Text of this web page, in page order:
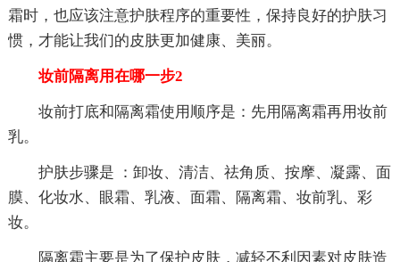
霜时，也应该注意护肤程序的重要性，保持良好的护肤习
惯，才能让我们的皮肤更加健康、美丽。
妆前隔离用在哪一步2
妆前打底和隔离霜使用顺序是：先用隔离霜再用妆前
乳。
护肤步骤是 ：卸妆、清洁、祛角质、按摩、凝露、面
膜、化妆水、眼霜、乳液、面霜、隔离霜、妆前乳、彩
妆。
隔离霜主要是为了保护皮肤，减轻不利因素对皮肤造